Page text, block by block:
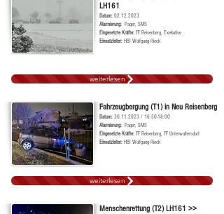
LH161
Datum: 02.12.2023
Alarmierung: Pager, SMS
Eingesetzte Kräfte: FF Reisenberg, Exekutive
Einsatzleiter: HBI Wolfgang Rieck
weiterlesen
Fahrzeugbergung (T1) in Neu Reisenberg
Datum: 30.11.2023 / 16:50-18:00
Alarmierung: Pager, SMS
Eingesetzte Kräfte: FF Reisenberg, FF Unterwaltersdorf
Einsatzleiter: HBI Wolfgang Rieck
weiterlesen
Menschenrettung (T2) LH161 >>